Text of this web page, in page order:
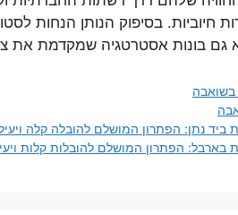
חיוביות. בסיפוק הנותן הנחות
גם בונות אסטרטגיה שמקדמת את
בשואבה
ביד נתן: הפתרון המושלם להובלה קלה
בארבל: הפתרון המושלם להובלות קלות